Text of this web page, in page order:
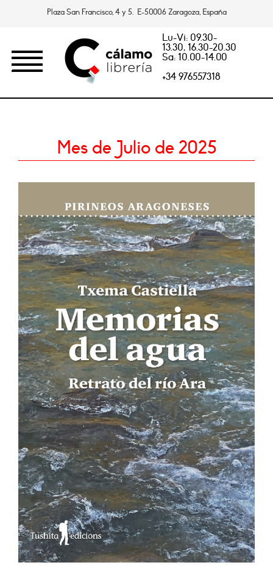
Plaza San Francisco, 4 y 5. E-50006 Zaragoza, España
Lu-Vi: 09.30-
13.30, 16.30-20.30
Sa: 10.00-14.00
+34 976557318
Mes de Julio de 2025